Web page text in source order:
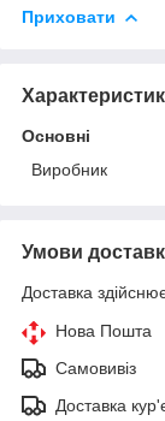
Приховати
Основні
Виробник
Умови
Доставка
Нова Пошта
Самовивіз
Доставка